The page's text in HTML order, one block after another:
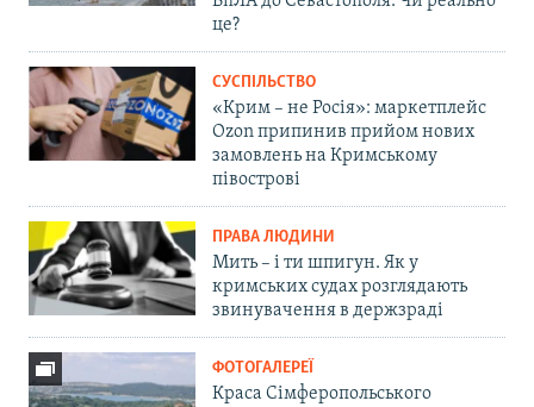
це?
СУСПІЛЬСТВО
«Крим – не Росія»: маркетплейс
Ozon припинив прийом нових
замовлень на Кримському
півострові
ПРАВА ЛЮДИНИ
Мить – і ти шпигун. Як у
кримських судах розглядають
звинувачення в держзраді
ФОТОГАЛЕРЕЇ
Краса Сімферопольського